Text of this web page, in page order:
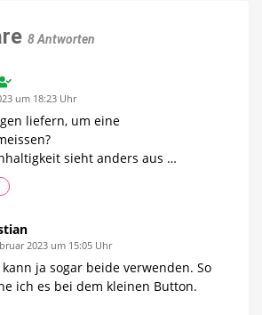
Angebot
8 Antworten
um 18:23 Uhr
liefern, um eine
sieht anders aus …
2023 um 15:05 Uhr
ja sogar beide verwenden. So
ich es bei dem kleinen Button.